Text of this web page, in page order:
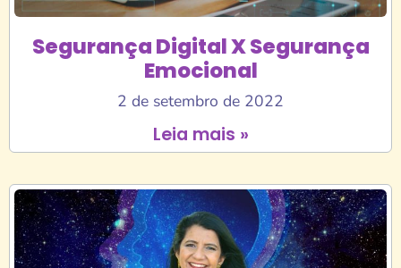
Segurança Digital X Segurança
Emocional
2 de setembro de 2022
Leia mais »